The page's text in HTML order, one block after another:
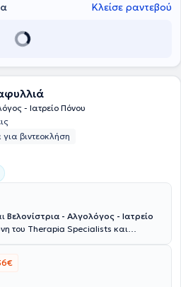
Κλείσε ραντεβού
- Ιατρείο Πόνου
βιντεοκλήση
Βελονίστρια - Αλγολόγος - Ιατρείο
του Therapia Specialists και
και Καποδιστριακό
στην Αναισθησιολογία και
(Pain Management) στο Queen’s